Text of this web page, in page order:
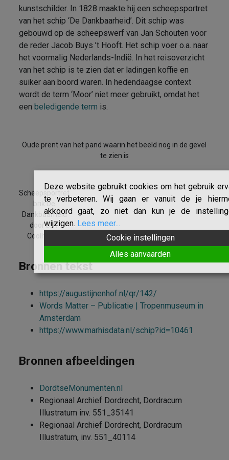
kunstschilder. In 1828 maakte hij een scheepsportret
van het schip ‘De Dankbaarheid’. Dit schip was
gebouwd op de scheepswerf van Jan Schouten voor
de reder Jacob Buys ’t Hooft. Het schip voer o.a. naar
het voormalig Nederlands-Indië. In het reisoverzicht
van het schip is te zien dat er ladingen koffie en
suiker aan boord waren. In hedendaagse context
wordt de term ‘Moor’ niet meer gebruikt, omdat het
een beledigende term is.
Oude prent van het pand waarin het beeld nog in de gevel
te zien is
Scheepsportret
brik De
Dankbaarheid
door D.W.
Coolhoven
Bronnen tekst
https://augustijnenhof.nl/qr/142/
Words Matter – Publicatie | Tropenmuseum in
Amsterdam
https://www.marhisdata.nl/schip?id=10461
Bronnen afbeeldingen
DordtseMonumenten.nl
Regionaal Archief Dordrecht, Dordracum
Illustratum inv. 551_35141
Regionaal Archief Dordrecht, Dordracum
Illustratum, inv. 551_40114
Deze website gebruikt cookies om het gebruik
te verbeteren. Wij gaan er vanuit de je
akkoord gaat, zo niet dan kun je de
wijzigen. Lees meer...
Cookie instellingen
Alles aanvaarden